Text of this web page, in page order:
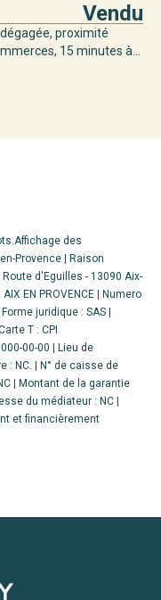
Vendu
proximité
15 minutes à...
des
Provence | Raison
d'Eguilles - 13090 Aix-
EN PROVENCE | Numero
juridique : SAS |
T : CPI
00-00 | Lieu de
: NC. | N° de caisse de
| Montant de la garantie
du médiateur : NC |
et financièrement